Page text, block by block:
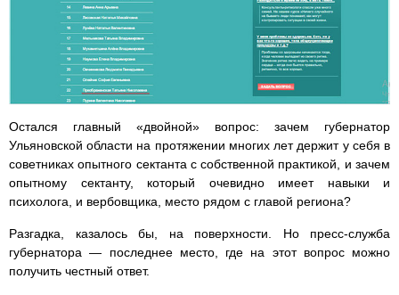
Остался главный «двойной» вопрос: зачем губернатор
Ульяновской области на протяжении многих лет держит у себя в
советниках опытного сектанта с собственной практикой, и зачем
опытному сектанту, который очевидно имеет навыки и
психолога, и вербовщика, место рядом с главой региона?
Разгадка, казалось бы, на поверхности. Но пресс-служба
губернатора — последнее место, где на этот вопрос можно
получить честный ответ.